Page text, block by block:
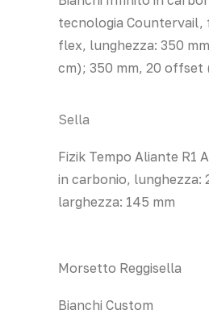
tecnologia Countervail,
flex, lunghezza: 350
cm); 350 mm, 20 offset
Sella
Fizik Tempo Aliante R1
in carbonio, lunghezza:
larghezza: 145 mm
Morsetto Reggisella
Bianchi Custom